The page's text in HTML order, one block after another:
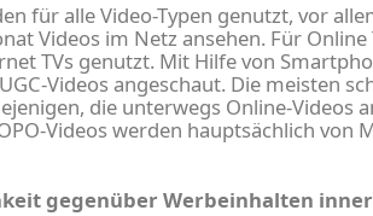
für alle Video-Typen genutzt, vor
Videos im Netz ansehen. Für
TVs genutzt. Mit Hilfe von
Videos angeschaut. Die meisten
die unterwegs Online-Videos
Videos werden hauptsächlich von
gegenüber Werbeinhalten